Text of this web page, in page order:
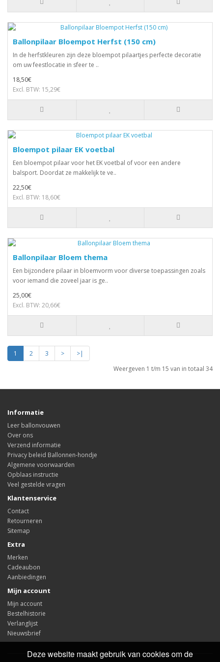
Ballonpilaar Bloempot Herfst (150 cm)
In de herfstkleuren zijn deze bloempot pilaartjes perfecte decoratie
om uw feestlocatie in sfeer te ..
18,50€
Excl. BTW: 15,29€
Bloempot pilaar EK voetbal
Een bloempot pilaar voor het EK voetbal of voor een andere
balsport. Doordat ze makkelijk te ve..
22,50€
Excl. BTW: 18,60€
Ballonpilaar Bloem thema
Een bijzondere pilaar in bloemvorm voor diverse toepassingen zoals
voor iemand die zoveel jaar is ge..
25,00€
Excl. BTW: 20,66€
1 2 3 >
>|
Weergeven 1 t/m 15 van in totaal 34
Informatie
Leer ballonvouwen
Over ons
Verzend informatie
Privacy beleid Ballonnen-hondje
Algemene voorwaarden
Opblaas instructie
Veel gestelde vragen
Klantenservice
Contact
Retourneren
Sitemap
Extra
Merken
Cadeaubon
Aanbiedingen
Mijn account
Mijn account
Bestelhistorie
Verlanglijst
Nieuwsbrief
Deze website maakt gebruik van cookies om de